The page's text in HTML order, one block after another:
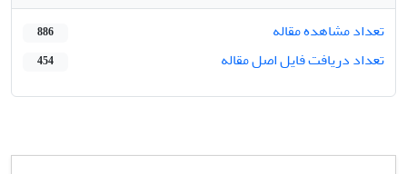
تعداد مشاهده مقاله
886
تعداد دریافت فایل اصل مقاله 454